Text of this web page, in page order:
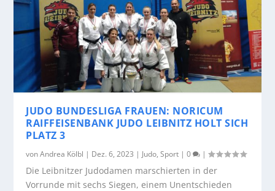
JUDO BUNDESLIGA FRAUEN: NORICUM
RAIFFEISENBANK JUDO LEIBNITZ HOLT SICH
PLATZ 3
vonAndrea Kölbl | Dez. 6, 2023 | Judo,Sport |0 |
Die Leibnitzer Judodamen marschierten in der
Vorrunde mit sechs Siegen, einem Unentschieden